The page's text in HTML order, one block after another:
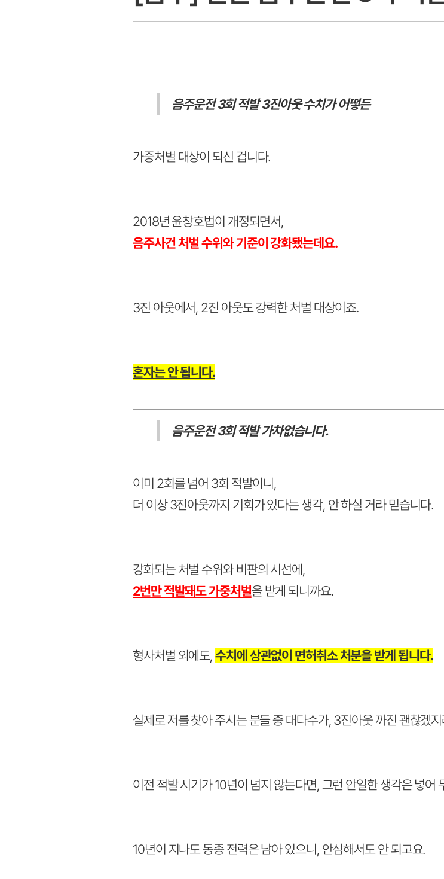
음주운전 3회 적발3진아웃 수치가 어떻든
가중처벌 대상이 되신 겁니다.
2018년 윤창호법이 개정되면서,
음주사건 처벌 수위와 기준이 강화됐는데요.
3진 아웃에서, 2진 아웃도 강력한 처벌 대상이죠.
혼자는 안 됩니다.
음주운전 3회 적발 가차없습니다.
이미 2회를 넘어 3회 적발이니,
더 이상 3진아웃까지 기회가 있다는 생각, 안 하실 거라 믿습니다.
강화되는 처벌 수위와 비판의 시선에,
2번만 적발돼도 가중처벌을 받게 되니까요.
형사처벌 외에도,수치에 상관없이 면허취소 처분을 받게 됩니다.
실제로 저를 찾아 주시는 분들 중 대다수가, 3진아웃 까진 괜찮겠
이전 적발 시기가 10년이 넘지 않는다면, 그런 안일한 생각은 넣어
10년이 지나도 동종 전력은 남아 있으니, 안심해서도 안 되고요.